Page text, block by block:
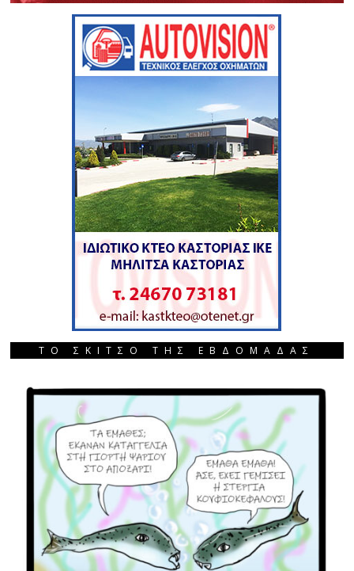
ΤΟ ΣΚΙΤΣΟ ΤΗΣ ΕΒΔΟΜΑΔΑΣ